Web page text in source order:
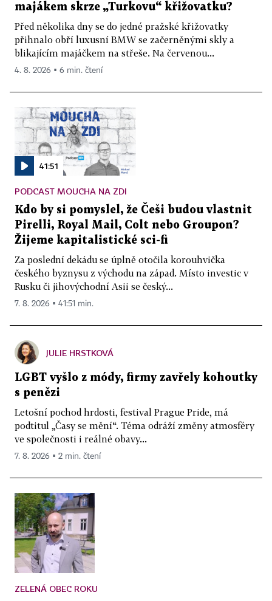
majákem skrze „Turkovu“ křižovatku?
Před několika dny se do jedné pražské křižovatky
přihnalo obří luxusní BMW se začerněnými skly a
blikajícím majáčkem na střeše. Na červenou...
4. 8. 2026 ▪ 6 min. čtení
41:51
PODCAST MOUCHA NA ZDI
Kdo by si pomyslel, že Češi budou vlastnit
Pirelli, Royal Mail, Colt nebo Groupon?
Žijeme kapitalistické sci-fi
Za poslední dekádu se úplně otočila korouhvička
českého byznysu z východu na západ. Místo investic v
Rusku či jihovýchodní Asii se český...
7. 8. 2026 ▪ 41:51 min.
JULIE HRSTKOVÁ
LGBT vyšlo z módy, firmy zavřely kohoutky
s penězi
Letošní pochod hrdosti, festival Prague Pride, má
podtitul „Časy se mění“. Téma odráží změny atmosféry
ve společnosti i reálné obavy...
7. 8. 2026 ▪ 2 min. čtení
ZELENÁ OBEC ROKU